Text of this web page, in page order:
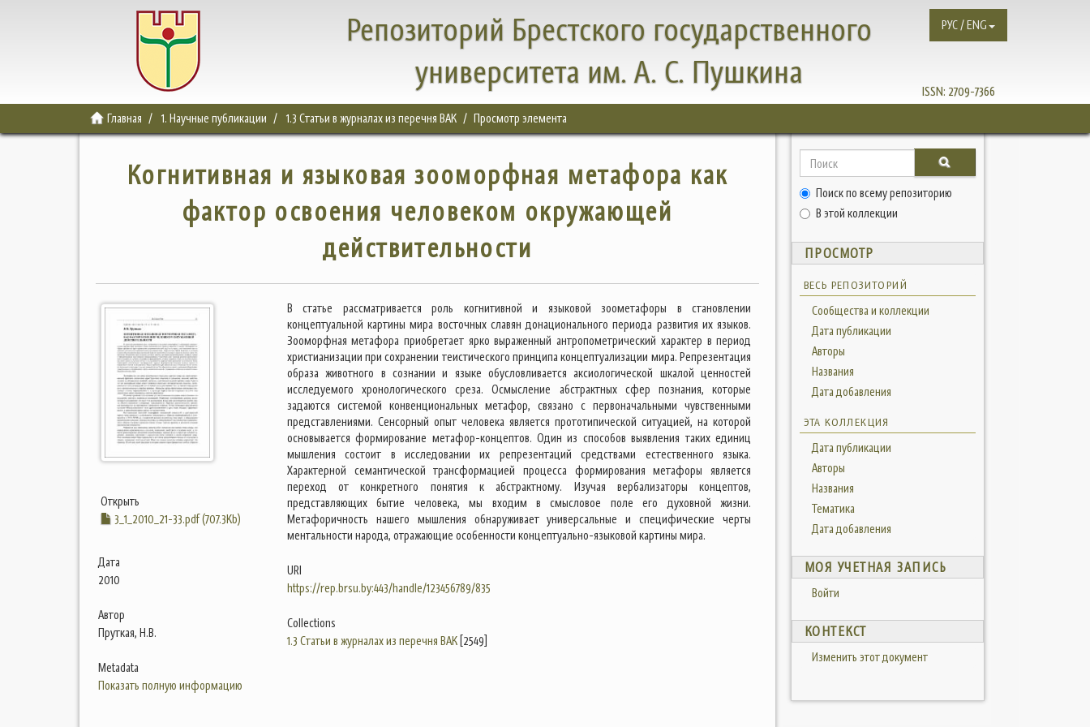
Репозиторий Брестского государственного
университета им. А. С. Пушкина
ISSN: 2709-7366
РУС / ENG
Главная 1. Научные публикации 1.3 Статьи в журналах из перечня ВАК Просмотр элемента
Когнитивная и языковая зооморфная метафора как
фактор освоения человеком окружающей
действительности
Открыть
3_1_2010_21-33.pdf (707.3Kb)
Дата
2010
Автор
Пруткая, Н.В.
Metadata
Показать полную информацию
В статье рассматривается роль когнитивной и языковой зоометафоры в становлении
концептуальной картины мира восточных славян донационального периода развития их языков.
Зооморфная метафора приобретает ярко выраженный антропометрический характер в период
христианизации при сохранении теистического принципа концептуализации мира. Репрезентация
образа животного в сознании и языке обусловливается аксиологической шкалой ценностей
исследуемого хронологического среза. Осмысление абстрактных сфер познания, которые
задаются системой конвенциональных метафор, связано с первоначальными чувственными
представлениями. Сенсорный опыт человека является прототипической ситуацией, на которой
основывается формирование метафор-концептов. Один из способов выявления таких единиц
мышления состоит в исследовании их репрезентаций средствами естественного языка.
Характерной семантической трансформацией процесса формирования метафоры является
переход от конкретного понятия к абстрактному. Изучая вербализаторы концептов,
представляющих бытие человека, мы входим в смысловое поле его духовной жизни.
Метафоричность нашего мышления обнаруживает универсальные и специфические черты
ментальности народа, отражающие особенности концептуально-языковой картины мира.
URI
https://rep.brsu.by:443/handle/123456789/835
Collections
1.3 Статьи в журналах из перечня ВАК[2549]
Поиск по всему репозиторию
В этой коллекции
ПРОСМОТР
ВЕСЬ РЕПОЗИТОРИЙ
Сообщества и коллекции
Дата публикации
Авторы
Названия
Дата добавления
ЭТА КОЛЛЕКЦИЯ
Дата публикации
Авторы
Названия
Тематика
Дата добавления
МОЯ УЧЕТНАЯ ЗАПИСЬ
Войти
КОНТЕКСТ
Изменить этот документ